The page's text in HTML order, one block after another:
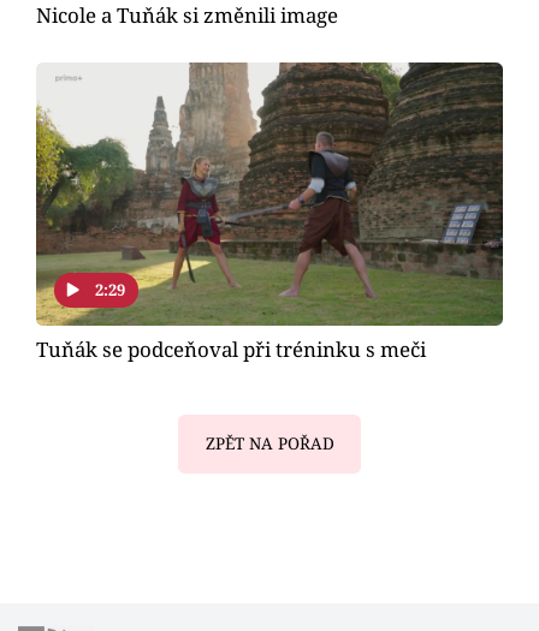
Nicole a Tuňák si změnili image
2:29
Tuňák se podceňoval při tréninku s meči
ZPĚT NA POŘAD